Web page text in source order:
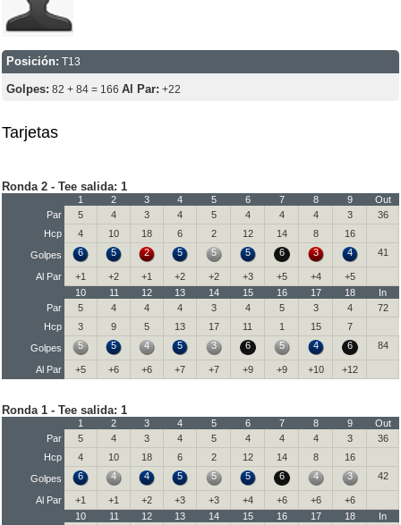
Posición: T13
Golpes: 82 + 84 = 166 Al Par: +22
Tarjetas
Ronda 2 - Tee salida: 1
1 2 3 4 5 6 7 8 9
Out
Par
5 4 3 4 5 4 4 4 3
36
Hcp
4 10 18 6 2 12 14 8
16
Golpes
6 5 2 5 5 5 6 3 4 41
Al Par +1 +2 +1 +2 +2 +3 +5 +4
+5
10
11 12 13 14 15 16 17 18
In
Par
5 4 4 4 3 4 5 3 4
72
Hcp
3 9 5 13 17 11 1 15
7
Golpes
5 5 4 5 3 6 5 4 6 84
Al Par +5 +6 +6 +7 +7 +9 +9 +10 +12
Ronda 1 - Tee salida: 1
1 2 3 4 5 6 7 8 9
Out
Par
5 4 3 4 5 4 4 4 3
36
Hcp
4 10 18 6 2 12 14 8
16
Golpes
6 4 4 5 5 5 6 4 3 42
Al Par +1 +1 +2 +3 +3 +4 +6 +6
+6
10
11 12 13 14 15 16 17 18
In